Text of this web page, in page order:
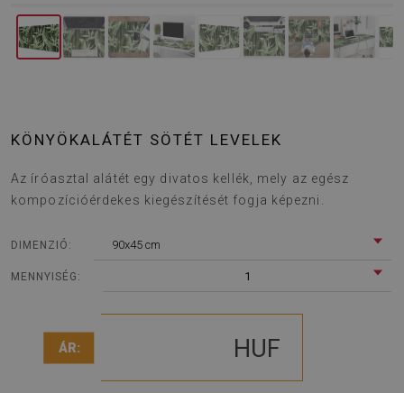
KÖNYÖKALÁTÉT SÖTÉT LEVELEK
Az íróasztal alátét egy divatos kellék, mely az egész
kompozícióérdekes kiegészítését fogja képezni.
DIMENZIÓ: 90x45 cm
MENNYISÉG: 1
ÁR: HUF